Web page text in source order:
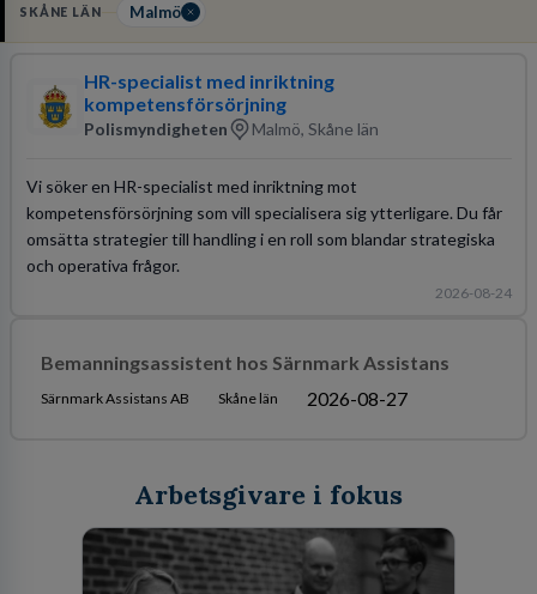
SKÅNE LÄN Malmö
HR-specialist med inriktning
kompetensförsörjning
Polismyndigheten Malmö, Skåne län
Vi söker en HR-specialist med inriktning mot
kompetensförsörjning som vill specialisera sig ytterligare. Du får
omsätta strategier till handling i en roll som blandar strategiska
och operativa frågor.
2026-08-24
Bemanningsassistent hos Särnmark Assistans
Särnmark Assistans AB Skåne län 2026-08-27
Arbetsgivare i fokus